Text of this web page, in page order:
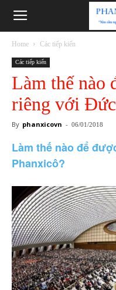
Phanxicô
Home Các tiếp kiến
Các tiếp kiến
Làm thế nào
riêng với
By phanxicovn - 06/01/2018
Làm thế nào để
Phanxicô?